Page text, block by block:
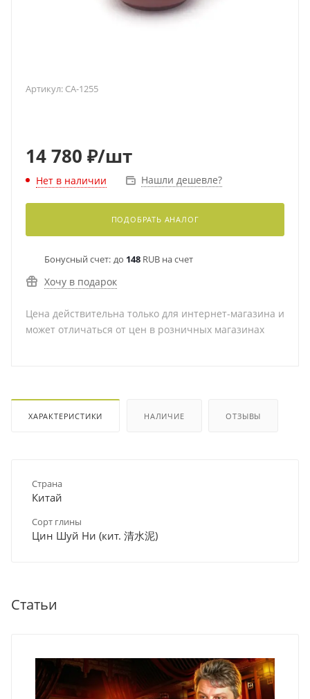
Артикул: CA-1255
14 780 ₽/шт
Нет в наличии Нашли дешевле?
ПОДОБРАТЬ АНАЛОГ
Бонусный счет: до 148 RUB на счет
Хочу в подарок
Цена действительна только для интернет-магазина и
может отличаться от цен в розничных магазинах
ХАРАКТЕРИСТИКИ НАЛИЧИЕ ОТЗЫВЫ
Страна
Китай
Сорт глины
Цин Шуй Ни (кит. 清水泥)
Статьи